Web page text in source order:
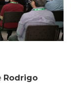
Rodrigo